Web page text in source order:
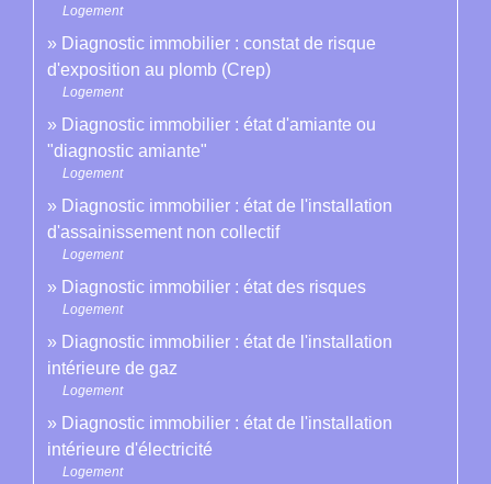
Logement
Diagnostic immobilier : constat de risque
d'exposition au plomb (Crep)
Logement
Diagnostic immobilier : état d'amiante ou
"diagnostic amiante"
Logement
Diagnostic immobilier : état de l'installation
d'assainissement non collectif
Logement
Diagnostic immobilier : état des risques
Logement
Diagnostic immobilier : état de l'installation
intérieure de gaz
Logement
Diagnostic immobilier : état de l'installation
intérieure d'électricité
Logement